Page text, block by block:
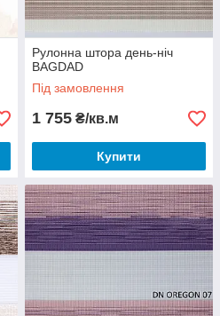
Рулонна штора день-ніч
BAGDAD
Під замовлення
1 755 ₴/кв.м
Купити